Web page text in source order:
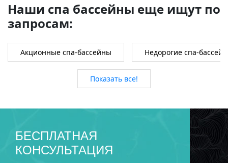
Наши спа бассейны еще ищут по
запросам:
Акционные спа-бассейны Недорогие спа-
Показать все!
БЕСПЛАТНАЯ
КОНСУЛЬТАЦИЯ